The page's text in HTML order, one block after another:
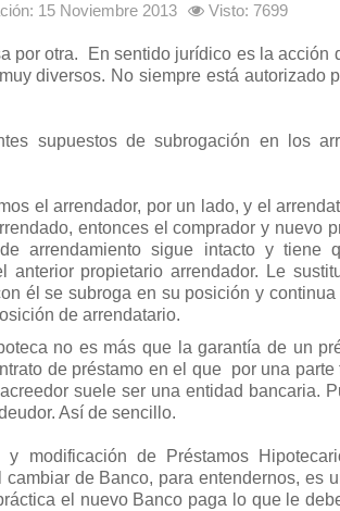
15 Noviembre 2013 Visto: 7699
por otra. En sentido jurídico es la acción
diversos. No siempre está autorizado
supuestos de subrogación en los
el arrendador, por un lado, y el
entonces el comprador y nuevo
arrendamiento sigue intacto y tiene
propietario arrendador. Le
él se subroga en su posición y
de arrendatario.
no es más que la garantía de un
de préstamo en el que por una parte
suele ser una entidad bancaria.
Así de sencillo.
modificación de Préstamos
de Banco, para entendernos, es
el nuevo Banco paga lo que le